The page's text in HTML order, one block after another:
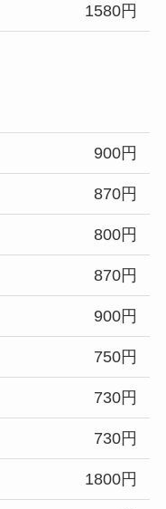
1580円
900円
870円
800円
870円
900円
750円
730円
730円
1800円